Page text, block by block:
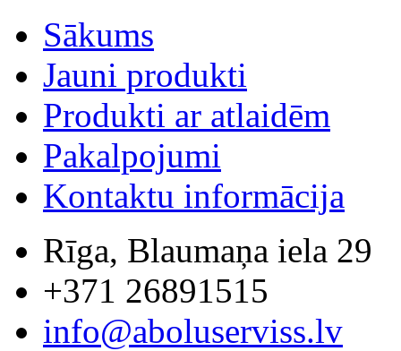
Sākums
Jauni produkti
Produkti ar atlaidēm
Pakalpojumi
Kontaktu informācija
Rīga, Blaumaņa iela 29
+371 26891515
info@aboluserviss.lv